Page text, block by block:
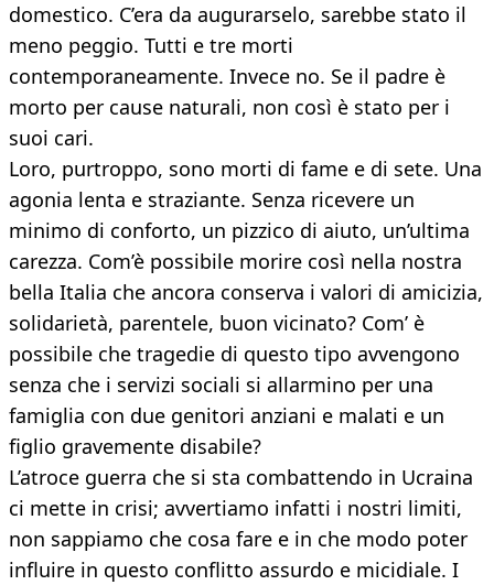
domestico. C’era da augurarselo, sarebbe stato il
meno peggio. Tutti e tre morti
contemporaneamente. Invece no. Se il padre è
morto per cause naturali, non così è stato per i
suoi cari.
Loro, purtroppo, sono morti di fame e di sete. Una
agonia lenta e straziante. Senza ricevere un
minimo di conforto, un pizzico di aiuto, un’ultima
carezza. Com’è possibile morire così nella nostra
bella Italia che ancora conserva i valori di amicizia,
solidarietà, parentele, buon vicinato? Com’ è
possibile che tragedie di questo tipo avvengono
senza che i servizi sociali si allarmino per una
famiglia con due genitori anziani e malati e un
figlio gravemente disabile?
L’atroce guerra che si sta combattendo in Ucraina
ci mette in crisi; avvertiamo infatti i nostri limiti,
non sappiamo che cosa fare e in che modo poter
influire in questo conflitto assurdo e micidiale. I